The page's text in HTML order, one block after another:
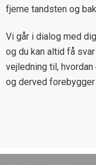
fjerne tandsten og
Vi går i dialog med
og du kan altid få
vejledning til,
og derved